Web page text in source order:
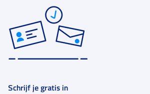
Schrijf je gratis in